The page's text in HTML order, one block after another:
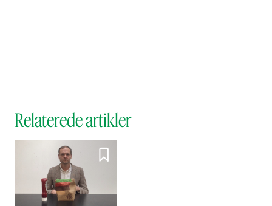
Relaterede artikler
